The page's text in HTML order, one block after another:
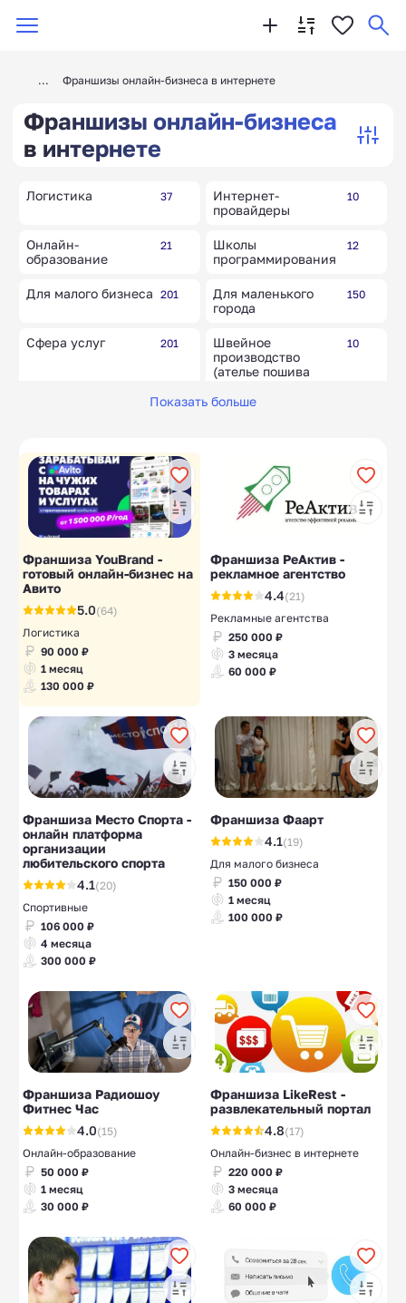
Франшизы онлайн-бизнеса в интернете
Франшизы онлайн-бизнеса
в интернете
Логистика 37
Интернет-
провайдеры
10
Онлайн-
образование
21
Школы
программирования
12
Для малого бизнеса 201
Для маленького
города
150
Сфера услуг 201
Швейное
производство
(ателье пошива
10
Спортивные
магазины
19 Китайская одежда 10
Картинг 4 Товары из Турции 10
Офисная мебель Маркетплейсы
Умные дома
Показать больше
Франшиза YouBrand -
готовый онлайн-бизнес на
Авито
5.0(64)
Логистика
90 000 ₽
1 месяц
130 000 ₽
Франшиза РеАктив -
рекламное агентство
4.4(21)
Рекламные агентства
250 000 ₽
3 месяца
60 000 ₽
Франшиза Место Спорта -
онлайн платформа
организации
любительского спорта
4.1(20)
Спортивные
106 000 ₽
4 месяца
300 000 ₽
Франшиза Фаарт
4.1(19)
Для малого бизнеса
150 000 ₽
1 месяц
100 000 ₽
Франшиза Радиошоу
Фитнес Час
4.0(15)
Онлайн-образование
50 000 ₽
1 месяц
30 000 ₽
Франшиза LikeRest -
развлекательный портал
4.8(17)
Онлайн-бизнес в интернете
220 000 ₽
3 месяца
60 000 ₽